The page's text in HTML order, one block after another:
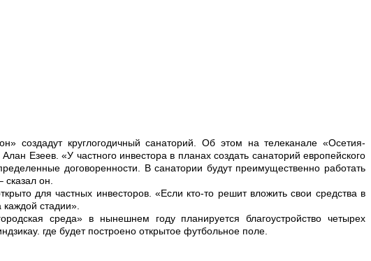
создадут круглогодичный санаторий. Об этом на телеканале «Осетия-
Езеев. «У частного инвестора в планах создать санаторий европейского
договоренности. В санатории будут преимущественно работать
он.
для частных инвесторов. «Если кто-то решит вложить свои средства в
стадии».
среда» в нынешнем году планируется благоустройство четырех
где будет построено открытое футбольное поле.